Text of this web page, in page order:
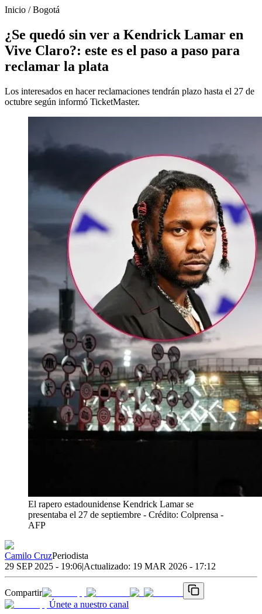
Inicio /Bogotá
¿Se quedó sin ver a Kendrick Lamar en
Vive Claro?: este es el paso a paso para
reclamar la plata
Los interesados en hacer reclamaciones tendrán plazo hasta el 27 de
octubre según informó TicketMaster.
El rapero estadounidense Kendrick Lamar se
presentaba el 27 de septiembre - Crédito: Colprensa -
AFP
Camilo CruzPeriodista
29 SEP 2025 - 19:06|Actualizado: 19 MAR 2026 - 17:12
Compartir
Únete a nuestro canal